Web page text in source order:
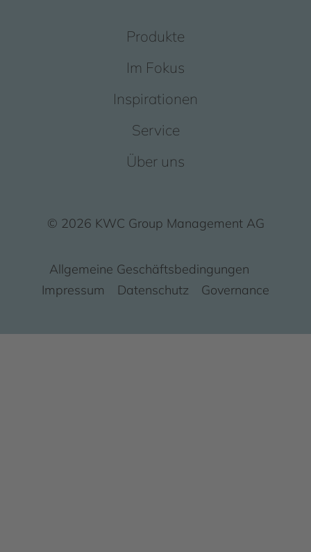
Produkte
Im Fokus
Inspirationen
Service
Über uns
© 2026 KWC Group Management AG
Allgemeine Geschäftsbedingungen
Impressum
Datenschutz Governance